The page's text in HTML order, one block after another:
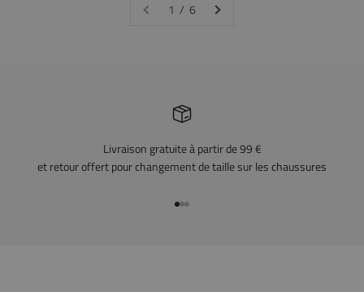
1 / 6
Livraison gratuite à partir de 99 €
et retour offert pour changement de taille sur les chaussures
Aller à l'article 1
Aller à l'article 2
Aller à l'article 3